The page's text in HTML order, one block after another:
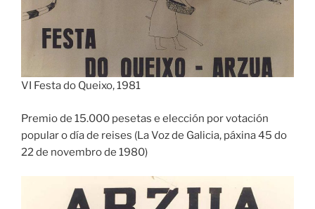
VI Festa do Queixo, 1981
Premio de 15.000 pesetas e elección por votación
popular o día de reises (La Voz de Galicia, páxina 45 do
22 de novembro de 1980)